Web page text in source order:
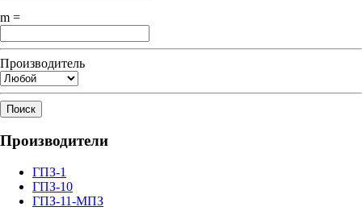
m =
Производитель
Поиск
Производители
ГПЗ-1
ГПЗ-10
ГПЗ-11-МПЗ